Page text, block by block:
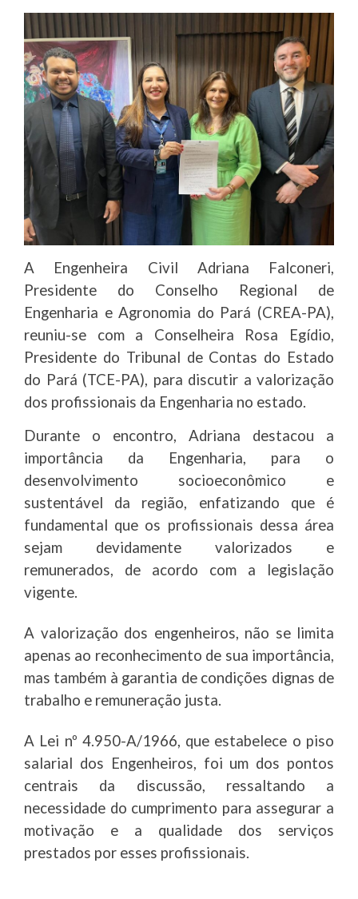
A Engenheira Civil Adriana Falconeri,
Presidente do Conselho Regional de
Engenharia e Agronomia do Pará (CREA-PA),
reuniu-se com a Conselheira Rosa Egídio,
Presidente do Tribunal de Contas do Estado
do Pará (TCE-PA), para discutir a valorização
dos profissionais da Engenharia no estado.
Durante o encontro, Adriana destacou a
importância da Engenharia, para o
desenvolvimento socioeconômico e
sustentável da região, enfatizando que é
fundamental que os profissionais dessa área
sejam devidamente valorizados e
remunerados, de acordo com a legislação
vigente.
A valorização dos engenheiros, não se limita
apenas ao reconhecimento de sua importância,
mas também à garantia de condições dignas de
trabalho e remuneração justa.
A Lei nº 4.950-A/1966, que estabelece o piso
salarial dos Engenheiros, foi um dos pontos
centrais da discussão, ressaltando a
necessidade do cumprimento para assegurar a
motivação e a qualidade dos serviços
prestados por esses profissionais.